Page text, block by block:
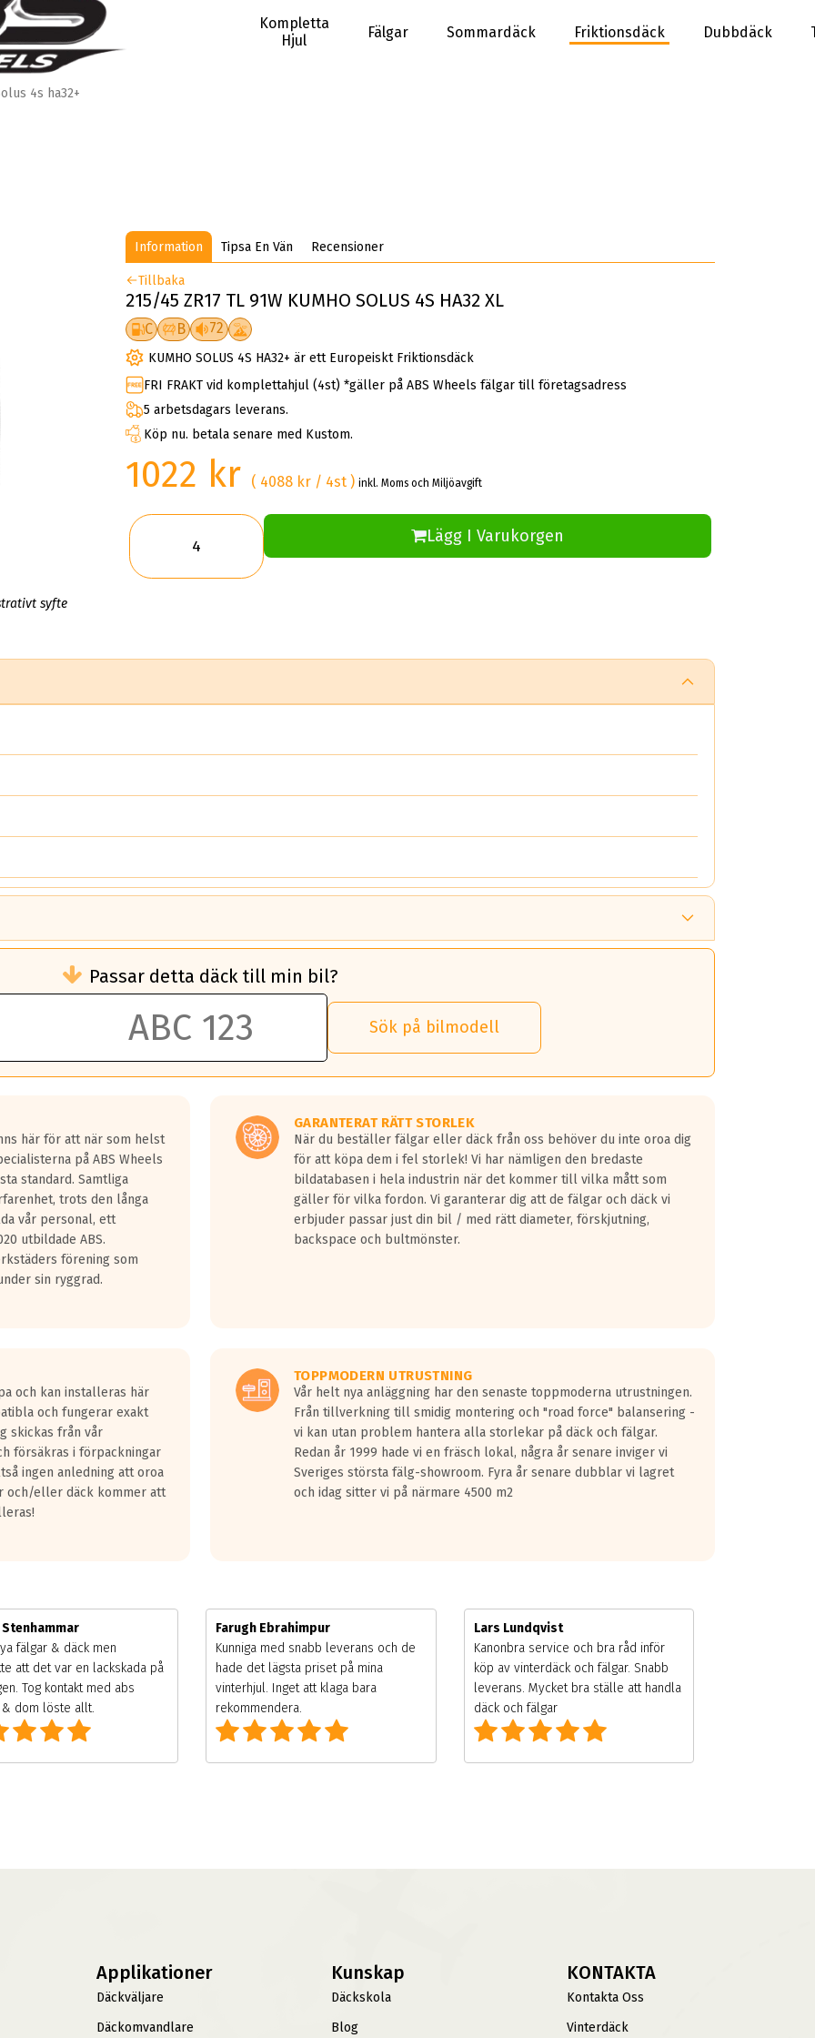
Kompletta
Hjul
Fälgar Sommardäck Friktionsdäck Dubbdäck
4s ha32+
syfte
Information Tipsa En Vän Recensioner
Tillbaka
215/45 ZR17 TL 91W KUMHO SOLUS 4S HA32 XL
C B 72
KUMHO SOLUS 4S HA32+ är ett Europeiskt Friktionsdäck
FRI FRAKT vid komplettahjul (4st) *gäller på ABS Wheels fälgar till företagsadress
5 arbetsdagars leverans.
Köp nu. betala senare med Kustom.
1022 kr ( 4088 kr / 4st )inkl. Moms och Miljöavgift
Lägg I Varukorgen
än ett klass G däck.
50 liter bränsle med ett klass A däck gentemot ett klass G däck.
vilken rutt du kör, samt vilken körstil du använder.
lastbilar.
på en väg där det ligger 0.5-1.5 mm vatten.
fyra billängder( ca 18meter) mellan däck med betyg A gentemot
överträffa motorljudet.
ett däck med vågar. Hög bullernivå markeras med svarta vågor
kraven som finns i dagsläget, men är inte längre tillåtna enligt nya
Passar detta däck till min bil?
Sök på bilmodell
här för att när som helst
på ABS Wheels
standard. Samtliga
trots den långa
vår personal, ett
utbildade ABS.
förening som
sin ryggrad.
GARANTERAT RÄTT STORLEK
När du beställer fälgar eller däck från oss behöver du inte oroa dig
för att köpa dem i fel storlek! Vi har nämligen den bredaste
bildatabasen i hela industrin när det kommer till vilka mått som
gäller för vilka fordon. Vi garanterar dig att de fälgar och däck vi
erbjuder passar just din bil / med rätt diameter, förskjutning,
backspace och bultmönster.
och kan installeras här
och fungerar exakt
skickas från vår
försäkras i förpackningar
ingen anledning att oroa
och/eller däck kommer att
TOPPMODERN UTRUSTNING
Vår helt nya anläggning har den senaste toppmoderna utrustningen.
Från tillverkning till smidig montering och "road force" balansering -
vi kan utan problem hantera alla storlekar på däck och fälgar.
Redan år 1999 hade vi en fräsch lokal, några år senare inviger vi
Sveriges största fälg-showroom. Fyra år senare dubblar vi lagret
och idag sitter vi på närmare 4500 m2
Stenhammar
fälgar & däck men
att det var en lackskada på
Tog kontakt med abs
dom löste allt.
Farugh Ebrahimpur
Kunniga med snabb leverans och de
hade det lägsta priset på mina
vinterhjul. Inget att klaga bara
rekommendera.
Lars Lundqvist
Kanonbra service och bra råd inför
köp av vinterdäck och fälgar. Snabb
leverans. Mycket bra ställe att handla
däck och fälgar
Applikationer
Däckväljare
Däckomvandlare
Kunskap
Däckskola
Blog
KONTAKTA
Kontakta Oss
Vinterdäck